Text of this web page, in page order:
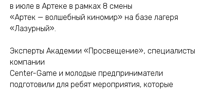
в июле в Артеке в рамках 8 смены
«Артек — волшебный киномир» на базе лагеря
«Лазурный».
Эксперты Академии «Просвещение», специалисты
компании
Center-Game и молодые предприниматели
подготовили для ребят мероприятия, которые